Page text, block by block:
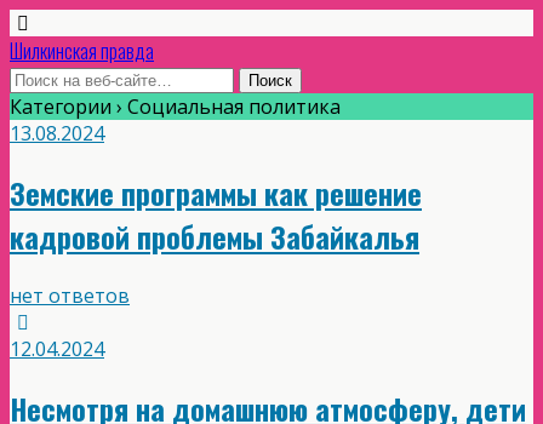
Шилкинская правда
Категории › Социальная политика
13.08.2024
Земские программы как решение
кадровой проблемы Забайкалья
нет ответов
12.04.2024
Несмотря на домашнюю атмосферу, дети